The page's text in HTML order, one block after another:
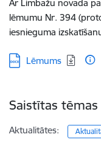
Ar Limbažu novada
lēmumu Nr. 394
iesnieguma
Lejupielādēt:
Lēmums
Saistītas tēmas
Aktualitātes: